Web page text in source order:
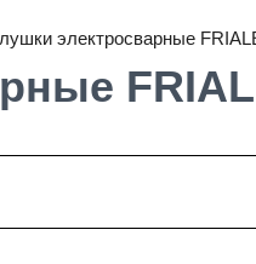
электросварные